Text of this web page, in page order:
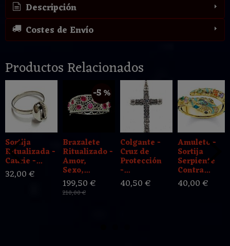
Descripción
Costes de Envío
Productos Relacionados
Sortija
Ritualizada -
Caurie -...
32,00 €
-5 %
Brazalete
Ritualizado -
Amor,
Sexo,...
199,50 €
210,00 €
Colgante -
Cruz de
Protección
-...
40,50 €
Amuleto -
Sortija
Serpiente
Contra...
40,00 €